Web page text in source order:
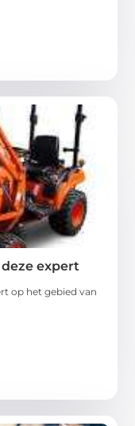
expert
op het gebied van